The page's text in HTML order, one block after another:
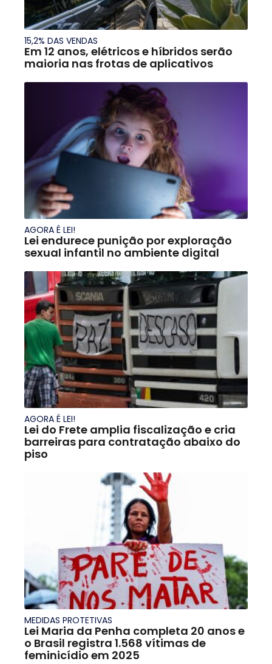
15,2% DAS VENDAS
Em 12 anos, elétricos e híbridos serão
maioria nas frotas de aplicativos
AGORA É LEI!
Lei endurece punição por exploração
sexual infantil no ambiente digital
AGORA É LEI!
Lei do Frete amplia fiscalização e cria
barreiras para contratação abaixo do
piso
MEDIDAS PROTETIVAS
Lei Maria da Penha completa 20 anos e
o Brasil registra 1.568 vítimas de
feminicídio em 2025